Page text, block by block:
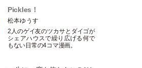
Pickles！
松本ゆうす
2人のゲイ友のツカサとダイゴが
シェアハウスで繰り広げる何で
もない日常の4コマ漫画。